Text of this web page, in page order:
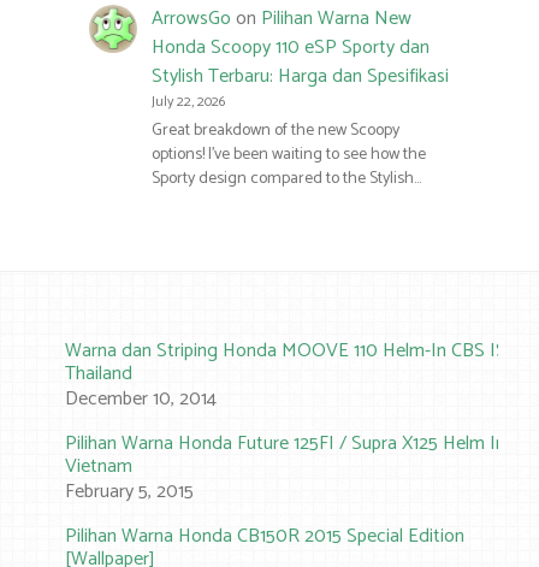
ArrowsGoon Pilihan Warna New
Honda Scoopy 110 eSP Sporty dan
Stylish Terbaru: Harga dan Spesifikasi
July 22, 2026
Great breakdown of the new Scoopy
options! I’ve been waiting to see how the
Sporty design compared to the Stylish…
Warna dan Striping Honda MOOVE 110 Helm-In CBS ISS
Thailand
December 10, 2014
Pilihan Warna Honda Future 125FI / Supra X125 Helm In
Vietnam
February 5, 2015
Pilihan Warna Honda CB150R 2015 Special Edition
[Wallpaper]